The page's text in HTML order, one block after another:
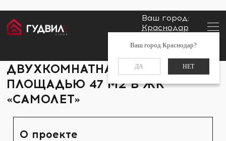
Ваш город:
Краснодар
Ваш город Краснодар?
ДА НЕТ
Заказать звонок
ДВУХКОМНАТНАЯ КВАРТИРА
ПЛОЩАДЬЮ 47 М2 В ЖК
«САМОЛЕТ»
О проекте